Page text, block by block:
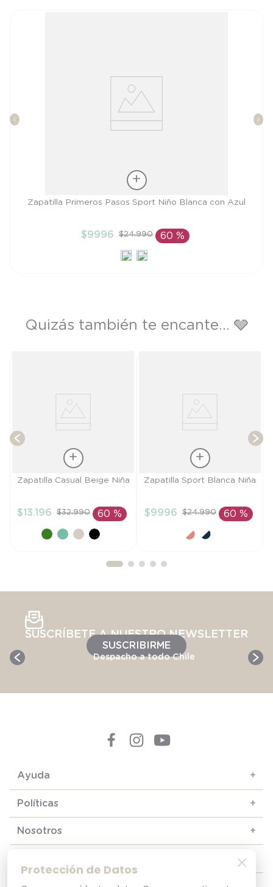
Protección de Datos
Talla
AÑADIR AL CARRITO
Zapatilla Primeros Pasos Sport Niño Blanca con Azul
$9996 $24.990 60 %
Quizás también te encante... 🩶
Talla
AÑADIR AL
CARRITO
Zapatilla Casual Beige Niña
$13.196 $32.990 60 %
Talla
AÑADIR AL
CARRITO
Zapatilla Sport Blanca Niña
$9996 $24.990 60 %
SUSCRÍBETE A NUESTRO NEWSLETTER
SUSCRIBIRME
Despacho a todo Chile
Ayuda +
Políticas +
Nosotros +